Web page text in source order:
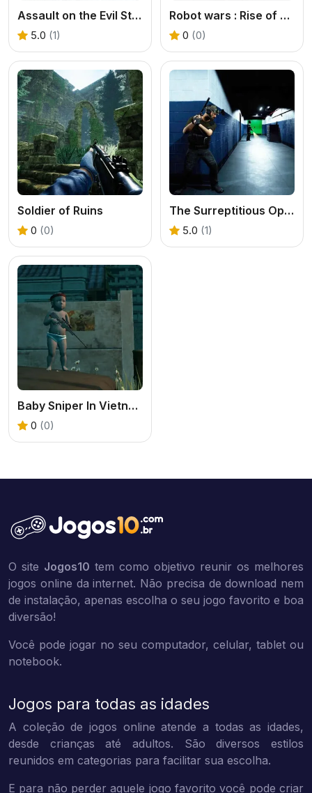
Assault on the Evil Star
5.0 (1)
Robot wars : Rise of Resistance
0 (0)
Soldier of Ruins
0 (0)
The Surreptitious Operation
5.0 (1)
Baby Sniper In Vietnam
0 (0)
O site Jogos10 tem como objetivo reunir os melhores
jogos online da internet. Não precisa de download nem
de instalação, apenas escolha o seu jogo favorito e boa
diversão!
Você pode jogar no seu computador, celular, tablet ou
notebook.
Jogos para todas as idades
A coleção de jogos online atende a todas as idades,
desde crianças até adultos. São diversos estilos
reunidos em categorias para facilitar sua escolha.
E para não perder aquele jogo favorito você pode criar